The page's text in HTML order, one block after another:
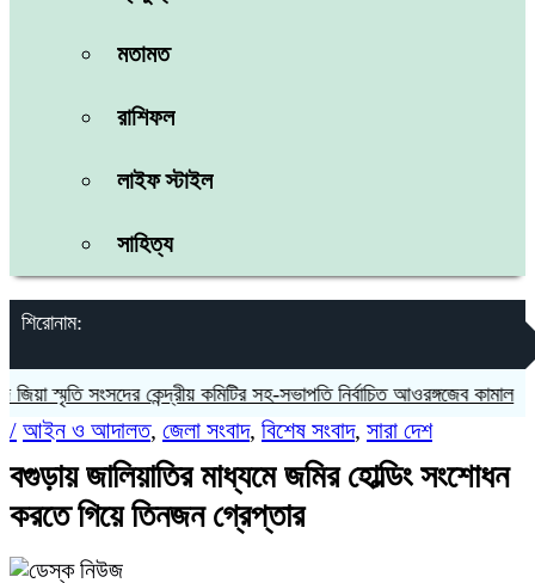
মতামত
রাশিফল
লাইফ স্টাইল
সাহিত্য
শিরোনাম:
স্মৃতি সংসদের কেন্দ্রীয় কমিটির সহ-সভাপতি নির্বাচিত আওরঙ্গজেব কামাল
/ আইন ও আদালত, জেলা সংবাদ, বিশেষ সংবাদ, সারা দেশ
বগুড়ায় জালিয়াতির মাধ্যমে জমির হোল্ডিং সংশোধন
করতে গিয়ে তিনজন গ্রেপ্তার